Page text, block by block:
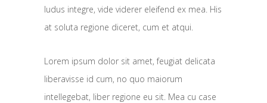
ludus integre, vide viderer eleifend ex mea. His
at soluta regione diceret, cum et atqui.
Lorem ipsum dolor sit amet, feugiat delicata
liberavisse id cum, no quo maiorum
intellegebat, liber regione eu sit. Mea cu case